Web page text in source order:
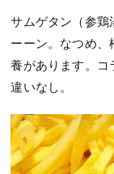
サムゲタン（参鶏
ーーン。なつめ
養があります。コ
違いなし。